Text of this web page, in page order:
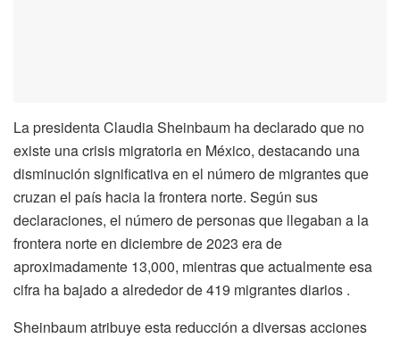
La presidenta Claudia Sheinbaum ha declarado que no
existe una crisis migratoria en México, destacando una
disminución significativa en el número de migrantes que
cruzan el país hacia la frontera norte. Según sus
declaraciones, el número de personas que llegaban a la
frontera norte en diciembre de 2023 era de
aproximadamente 13,000, mientras que actualmente esa
cifra ha bajado a alrededor de 419 migrantes diarios .
Sheinbaum atribuye esta reducción a diversas acciones